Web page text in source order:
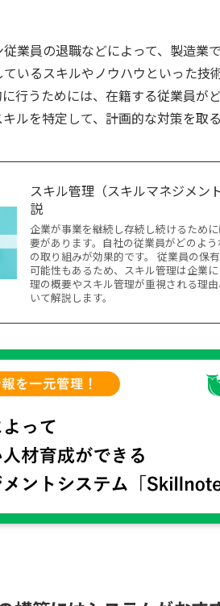
業員の退職などによって、製造業
いるスキルやノウハウといった
行うためには、在籍する従業員が
ルを特定して、計画的な対策を取
スキル管理（スキルマネジメン
説
企業が事業を継続し存続し続けるため
要があります。自社の従業員がどのよ
の取り組みが効果的です。 従業員の保
可能性もあるため、スキル管理は企業
理の概要やスキル管理が重視される理
いて解説します。